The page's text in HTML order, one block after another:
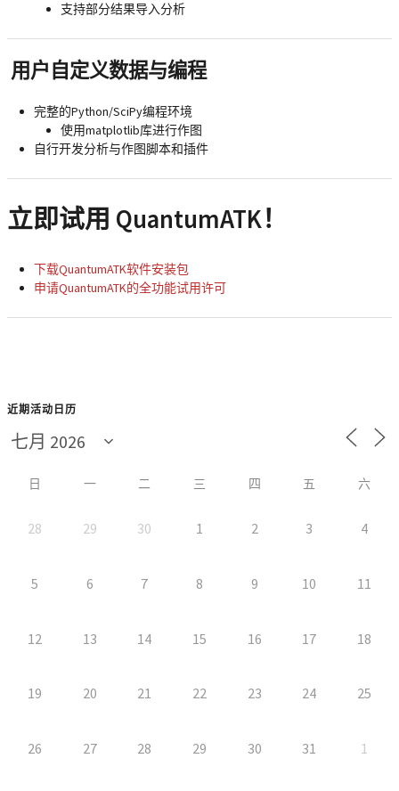
支持部分结果导入分析
用户自定义数据与编程
完整的Python/SciPy编程环境
使用matplotlib库进行作图
自行开发分析与作图脚本和插件
立即试用 QuantumATK！
下载QuantumATK软件安装包
申请QuantumATK的全功能试用许可
近期活动日历
日 一 二 三 四 五 六
28 29 30 1 2 3 4
5 6 7 8 9 10 11
12 13 14 15 16 17 18
19 20 21 22 23 24 25
26 27 28 29 30 31 1